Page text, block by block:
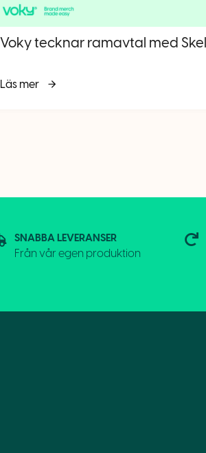
Läs mer
SNABBA LEVERANSER
Från vår egen produktion